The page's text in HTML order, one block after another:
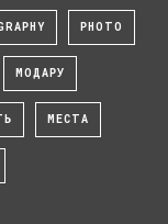
PHOTO
МОДАРУ
МЕСТА